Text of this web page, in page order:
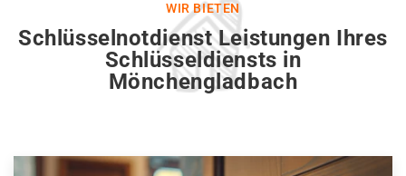
WIR BIETEN
Schlüsselnotdienst Leistungen Ihres
Schlüsseldiensts in
Mönchengladbach